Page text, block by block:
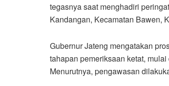
tegasnya saat menghadiri
Kandangan, Kecamatan Bawen,
Gubernur Jateng mengatakan
tahapan pemeriksaan ketat,
Menurutnya, pengawasan